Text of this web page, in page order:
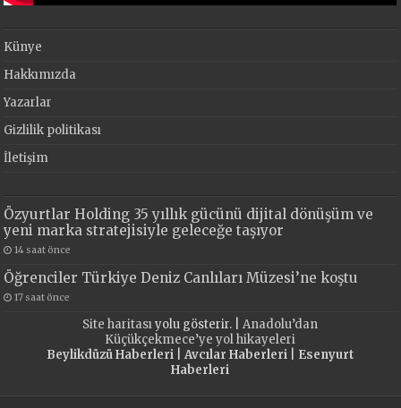
Künye
Hakkımızda
Yazarlar
Gizlilik politikası
İletişim
Özyurtlar Holding 35 yıllık gücünü dijital dönüşüm ve
yeni marka stratejisiyle geleceğe taşıyor
14 saat önce
Öğrenciler Türkiye Deniz Canlıları Müzesi’ne koştu
17 saat önce
Site haritasıyolu gösterir. |Anadolu’dan
Küçükçekmece’ye yol hikayeleri
Beylikdüzü Haberleri| Avcılar Haberleri| Esenyurt
Haberleri